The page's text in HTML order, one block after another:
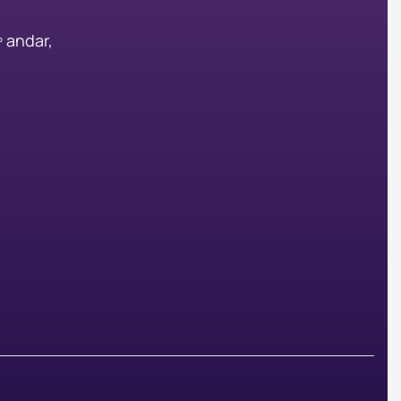
andar,